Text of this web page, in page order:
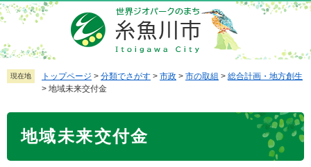
ペ
ー
ジ
の
先
メ
ニ
ュ
ー
を
本
現在地 トップページ > 分類でさがす > 市政 > 市の取組 > 総合計画・地方創生
> 地域未来交付金
地域未来交付金